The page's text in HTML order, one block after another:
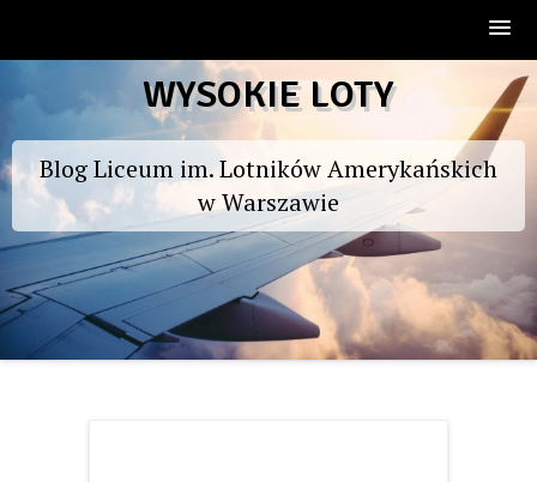
to
WYSOKIE LOTY
Blog Liceum im. Lotników Amerykańskich
w Warszawie